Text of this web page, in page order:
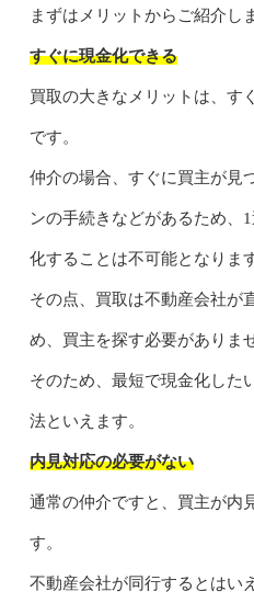
まずはメリットからご紹介し
すぐに現金化できる
買取の大きなメリットは、す
です。
仲介の場合、すぐに買主が見
ンの手続きなどがあるため、
化することは不可能となりま
その点、買取は不動産会社が
め、買主を探す必要がありま
そのため、最短で現金化した
法といえます。
内見対応の必要がない
通常の仲介ですと、買主が内
す。
不動産会社が同行するとはい